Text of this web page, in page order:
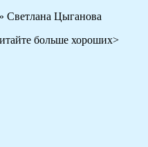
Светлана Цыганова
больше хороших>